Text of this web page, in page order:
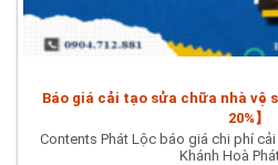
Báo giá cải tạo sửa chữa nhà vệ
20%】
Contents Phát Lộc báo giá chi phí
Khánh Hoà Phát